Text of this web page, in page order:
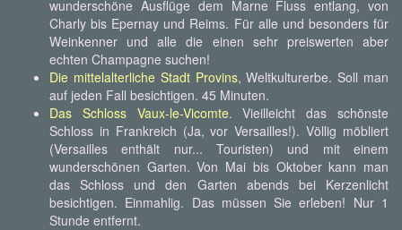
wunderschöne Ausflüge dem Marne Fluss entlang, von
Charly bis Epernay und Reims. Für alle und besonders für
Weinkenner und alle die einen sehr preiswerten aber
echten Champagne suchen!
Die mittelalterliche Stadt Provins, Weltkulturerbe. Soll man
auf jeden Fall besichtigen. 45 Minuten.
Das Schloss Vaux-le-Vicomte. Vieilleicht das schönste
Schloss in Frankreich (Ja, vor Versailles!). Völlig möbliert
(Versailles enthält nur... Touristen) und mit einem
wunderschönen Garten. Von Mai bis Oktober kann man
das Schloss und den Garten abends bei Kerzenlicht
besichtigen. Einmahlig. Das müssen Sie erleben! Nur 1
Stunde entfernt.